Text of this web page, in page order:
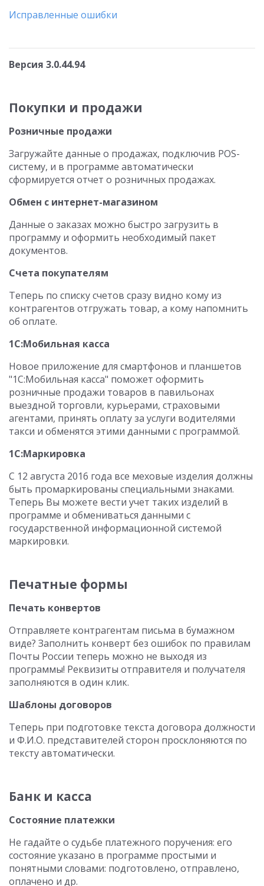
Исправленные ошибки
Версия 3.0.44.94
Покупки и продажи
Розничные продажи
Загружайте данные о продажах, подключив POS-
систему, и в программе автоматически
сформируется отчет о розничных продажах.
Обмен с интернет-магазином
Данные о заказах можно быстро загрузить в
программу и оформить необходимый пакет
документов.
Счета покупателям
Теперь по списку счетов сразу видно кому из
контрагентов отгружать товар, а кому напомнить
об оплате.
1С:Мобильная касса
Новое приложение для смартфонов и планшетов
"1С:Мобильная касса" поможет оформить
розничные продажи товаров в павильонах
выездной торговли, курьерами, страховыми
агентами, принять оплату за услуги водителями
такси и обменятся этими данными с программой.
1С:Маркировка
С 12 августа 2016 года все меховые изделия должны
быть промаркированы специальными знаками.
Теперь Вы можете вести учет таких изделий в
программе и обмениваться данными с
государственной информационной системой
маркировки.
Печатные формы
Печать конвертов
Отправляете контрагентам письма в бумажном
виде? Заполнить конверт без ошибок по правилам
Почты России теперь можно не выходя из
программы! Реквизиты отправителя и получателя
заполняются в один клик.
Шаблоны договоров
Теперь при подготовке текста договора должности
и Ф.И.О. представителей сторон просклоняются по
тексту автоматически.
Банк и касса
Состояние платежки
Не гадайте о судьбе платежного поручения: его
состояние указано в программе простыми и
понятными словами: подготовлено, отправлено,
оплачено и др.